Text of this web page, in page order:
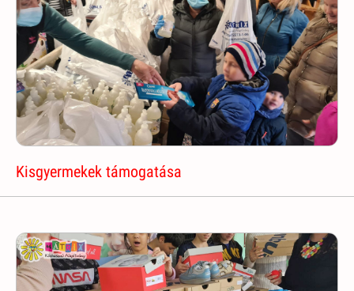
Kisgyermekek támogatása